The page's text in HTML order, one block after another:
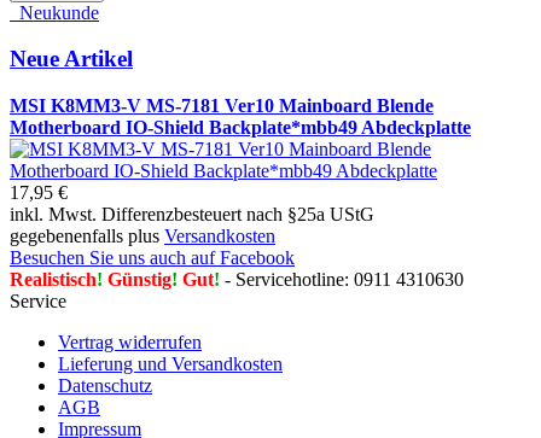
Neukunde
Neue Artikel
MSI K8MM3-V MS-7181 Ver10 Mainboard Blende
Motherboard IO-Shield Backplate*mbb49 Abdeckplatte
17,95 €
inkl. Mwst. Differenzbesteuert nach §25a UStG
gegebenenfalls plus Versandkosten
Besuchen Sie uns auch auf Facebook
Realistisch! Günstig! Gut! - Servicehotline: 0911 4310630
Service
Vertrag widerrufen
Lieferung und Versandkosten
Datenschutz
AGB
Impressum